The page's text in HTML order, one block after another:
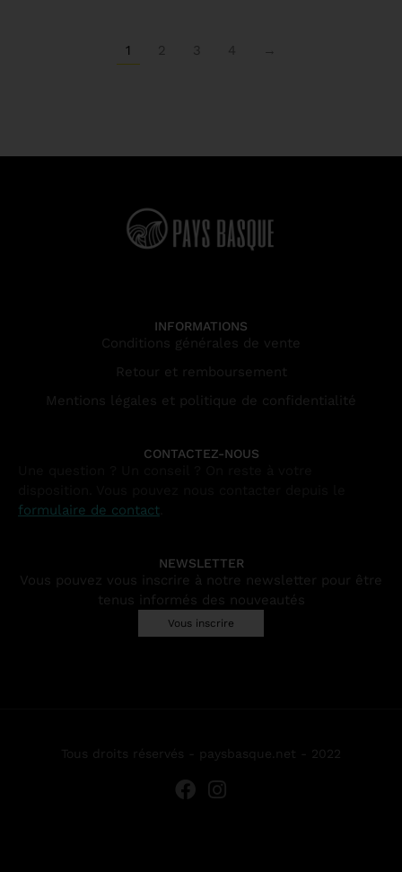
1 2 3 4 →
INFORMATIONS
Conditions générales de vente
Retour et remboursement
Mentions légales et politique de confidentialité
CONTACTEZ-NOUS
formulaire de contact
NEWSLETTER
Vous pouvez vous inscrire à notre newsletter pour être
tenus informés des nouveautés
Vous inscrire
Tous droits réservés - paysbasque.net - 2022